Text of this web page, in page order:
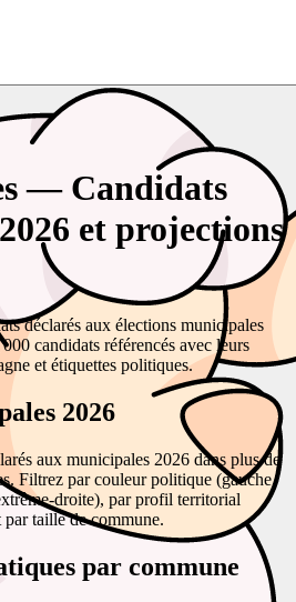
— Candidats
et projections
déclarés aux élections municipales
candidats référencés avec leurs
et étiquettes politiques.
2026
aux municipales 2026 dans plus de
Filtrez par couleur politique (gauche,
droite), par profil territorial
taille de commune.
par commune